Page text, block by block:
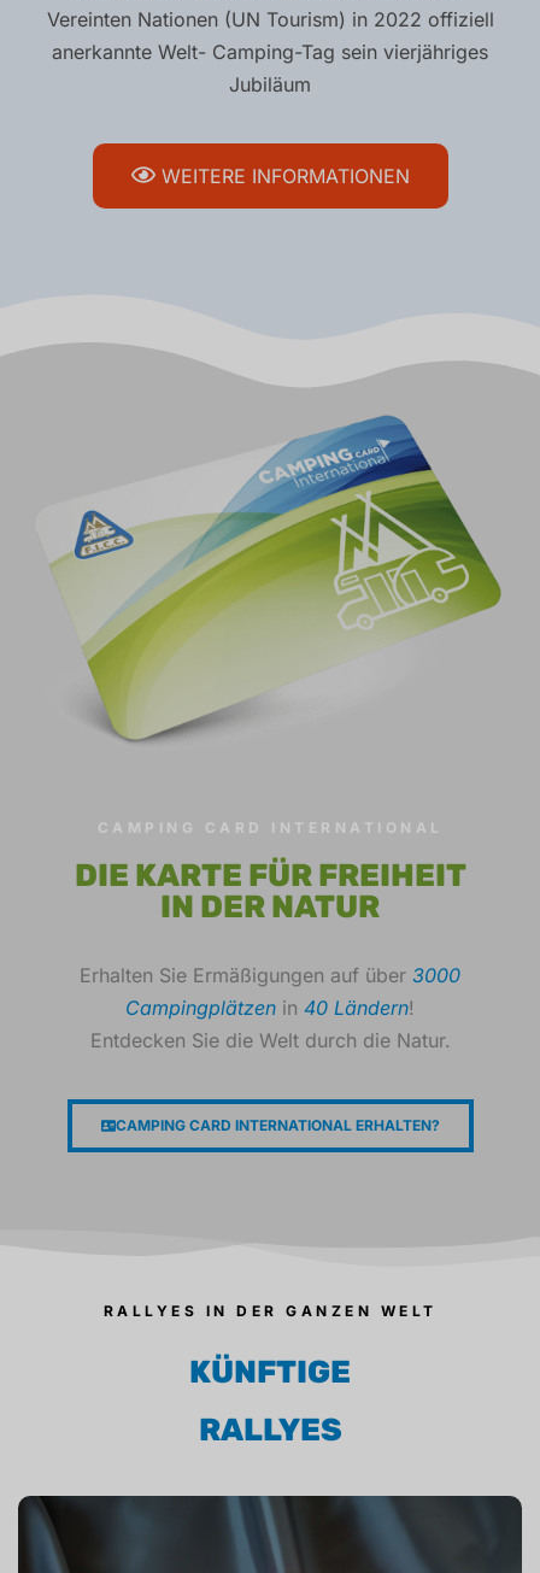
Vereinten Nationen (UN Tourism) in 2022 offiziell
anerkannte Welt- Camping-Tag sein vierjähriges
Jubiläum
WEITERE INFORMATIONEN
CAMPING CARD INTERNATIONAL
DIE KARTE FÜR FREIHEIT
IN DER NATUR
Erhalten Sie Ermäßigungen auf über 3000
Campingplätzen in 40 Ländern!
Entdecken Sie die Welt durch die Natur.
CAMPING CARD INTERNATIONAL ERHALTEN?
RALLYES IN DER GANZEN WELT
KÜNFTIGE
RALLYES